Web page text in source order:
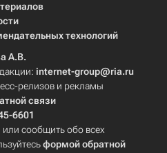
технологий
А.В.
internet-group@ria.ru
релизов и рекламы
связи
6601
или сообщить обо всех
формой обратной